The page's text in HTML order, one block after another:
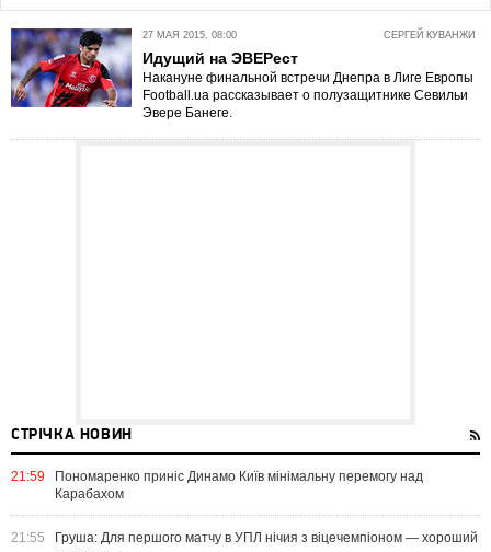
СЕРГЕЙ КУВАНЖИ
27 МАЯ 2015, 08:00
Идущий на ЭВЕРест
Накануне финальной встречи Днепра в Лиге Европы
Football.ua рассказывает о полузащитнике Севильи
Эвере Банеге.
СТРІЧКА НОВИН
21:59
Пономаренко приніс Динамо Київ мінімальну перемогу над
Карабахом
21:55
Груша: Для першого матчу в УПЛ нічия з віцечемпіоном — хороший